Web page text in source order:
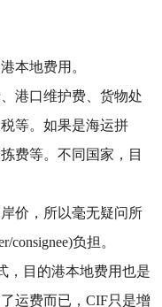
本地费用。
港口维护费、货物处
等。如果是海运拼
费等。不同国家，目
价，所以毫无疑问所
负担。
目的港本地费用也是
运费而已，CIF只是增